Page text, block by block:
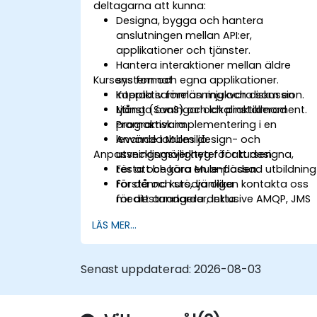
deltagarna att kunna:
Designa, bygga och hantera
anslutningen mellan API:er,
applikationer och tjänster.
Hantera interaktioner mellan äldre
system och egna applikationer.
Koppla samman mjukvara som en
tjänst (SaaS) och lokalinstallerad
programvara.
Använda Mules design- och
utvecklingsverktyg för att designa,
testa och köra Mule-flöden.
Förstå och stödja olika
mediestandarder, inklusive AMQP, JMS
Övervaka, deploya och konfigurera
applikationer med Mule Management
Kursens format
Interaktiv föreläsning och diskussion.
Många övningar och praktikmoment.
Pramaktisk implementering i en
levande labbmiljö.
Anpassningsmöjligheter för kursen
För att begära en anpassad utbildning
för denna kurs, vänligen kontakta oss
för att arrangera detta.
LÄS MER...
Senast uppdaterad: 2026-08-03